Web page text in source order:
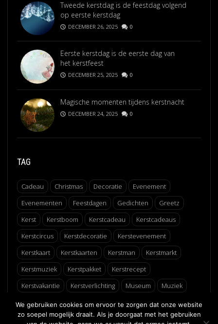
Tweede kerstdag is de feestdag volgend
op eerste kerstdag
DECEMBER 26, 2025 0
Eerste kerstdag is de eerste dag van
het kerstfeest
DECEMBER 25, 2025 0
Magische momenten tijdens kerstnacht
DECEMBER 24, 2025 0
TAG
Cadeau Christmas Decoratie
Evenement
Evenementen
Feestdagen Gedichten
Greetz
Kerst
Kerstboom Kerstcadeau
Kerstcadeaus
Kerstcircus
Kerstdecoratie
Kerstevenement
Kerstkaart
Kerstkaarten Kerstman
Kerstmarkt
Kerstmuziek
Kerstpakket
Kerstrecept
Kerstvakantie
Kerstverlichting Museum
Muziek
Recept
Schaatsen Winter Winterfair
We gebruiken cookies om ervoor te zorgen dat onze website
zo soepel mogelijk draait. Als je doorgaat met het gebruiken